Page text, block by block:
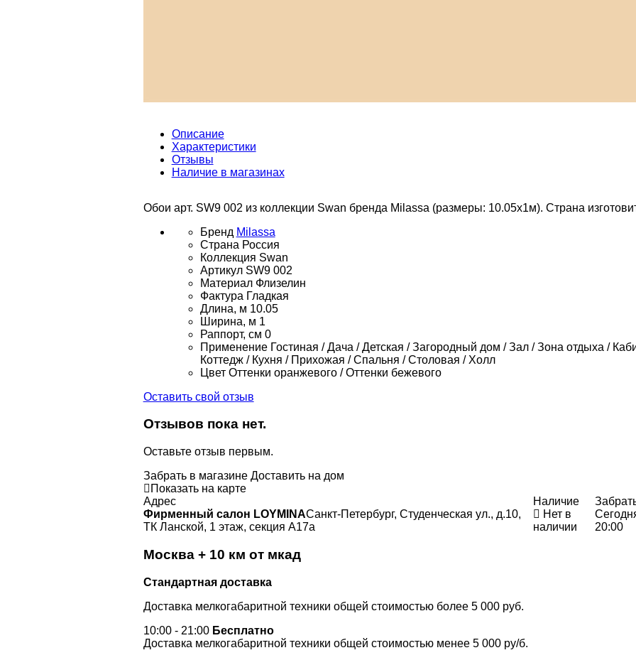
Описание
Характеристики
Отзывы
Наличие в магазинах
Обои арт. SW9 002 из коллекции Swan бренда Milassa (размеры: 10.05х1м). Страна
Бренд Milassa
Страна Россия
Коллекция Swan
Артикул SW9 002
Материал Флизелин
Фактура Гладкая
Длина, м 10.05
Ширина, м 1
Раппорт, см 0
Применение Гостиная / Дача / Детская / Загородный дом / Зал / Зона отдыха /
Коттедж / Кухня / Прихожая / Спальня / Столовая / Холл
Цвет Оттенки оранжевого / Оттенки бежевого
Оставить свой отзыв
Отзывов пока нет.
Оставьте отзыв первым.
Забрать в магазине Доставить на дом
Показать на карте
Адрес
Наличие
Фирменный салон LOYMINAСанкт-Петербург, Студенческая ул., д.10,
ТК Ланской, 1 этаж, секция А17а
Нет в
наличии
20:00
Москва + 10 км от мкад
Стандартная доставка
Доставка мелкогабаритной техники общей стоимостью более 5 000 руб.
10:00 - 21:00 Бесплатно
Доставка мелкогабаритной техники общей стоимостью менее 5 000 ру/б.